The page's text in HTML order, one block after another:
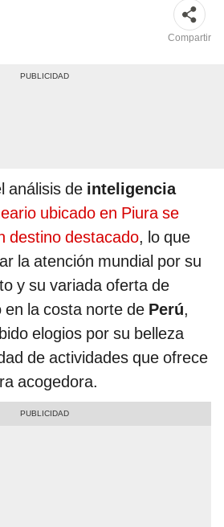
Compartir
análisis de inteligencia
ubicado en Piura se
destino destacado, lo que
la atención mundial por su
y su variada oferta de
la costa norte de Perú,
elogios por su belleza
de actividades que ofrece
acogedora.